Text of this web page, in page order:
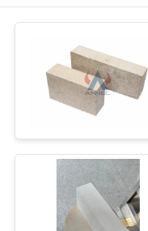
उत्पाद
कारखाने
मिट्टी
उच्च
ईंटें